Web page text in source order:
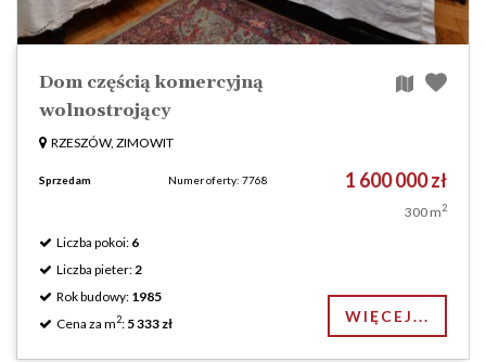
Dom częścią komercyjną
wolnostrojący
RZESZÓW, ZIMOWIT
Sprzedam Numer oferty: 7768 1 600 000 zł
300 m2
Liczba pokoi: 6
Liczba pieter: 2
Rok budowy: 1985
Cena za m2: 5 333 zł WIĘCEJ...